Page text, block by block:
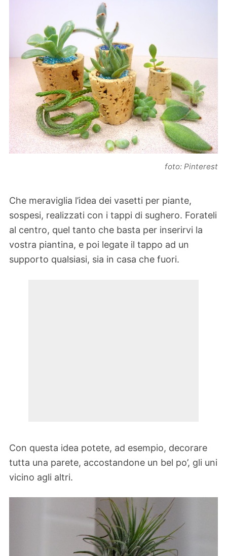
foto: Pinterest
Che meraviglia l’idea dei vasetti per piante,
sospesi, realizzati con i tappi di sughero. Forateli
al centro, quel tanto che basta per inserirvi la
vostra piantina, e poi legate il tappo ad un
supporto qualsiasi, sia in casa che fuori.
Con questa idea potete, ad esempio, decorare
tutta una parete, accostandone un bel po’, gli uni
vicino agli altri.